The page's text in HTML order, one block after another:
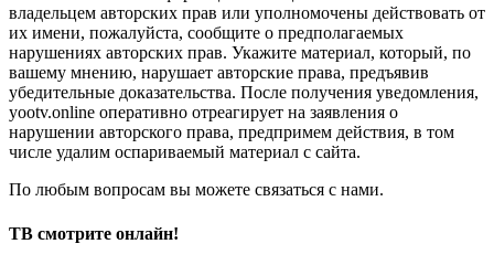
владельцем авторских прав или уполномочены действовать от
их имени, пожалуйста, сообщите о предполагаемых
нарушениях авторских прав. Укажите материал, который, по
вашему мнению, нарушает авторские права, предъявив
убедительные доказательства. После получения уведомления,
yootv.online оперативно отреагирует на заявления о
нарушении авторского права, предпримем действия, в том
числе удалим оспариваемый материал с сайта.
По любым вопросам вы можете связаться с нами.
ТВ смотрите онлайн!